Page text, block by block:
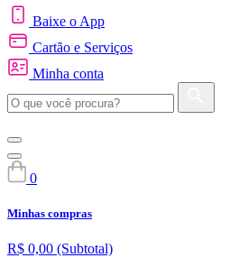
Baixe o App
Cartão e Serviços
Minha conta
0
Minhas compras
R$ 0,00 (Subtotal)